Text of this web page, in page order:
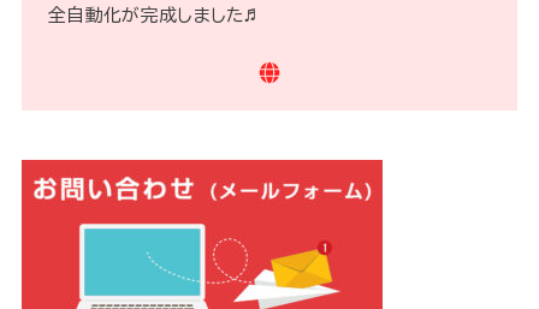
全自動化が完成しました♬